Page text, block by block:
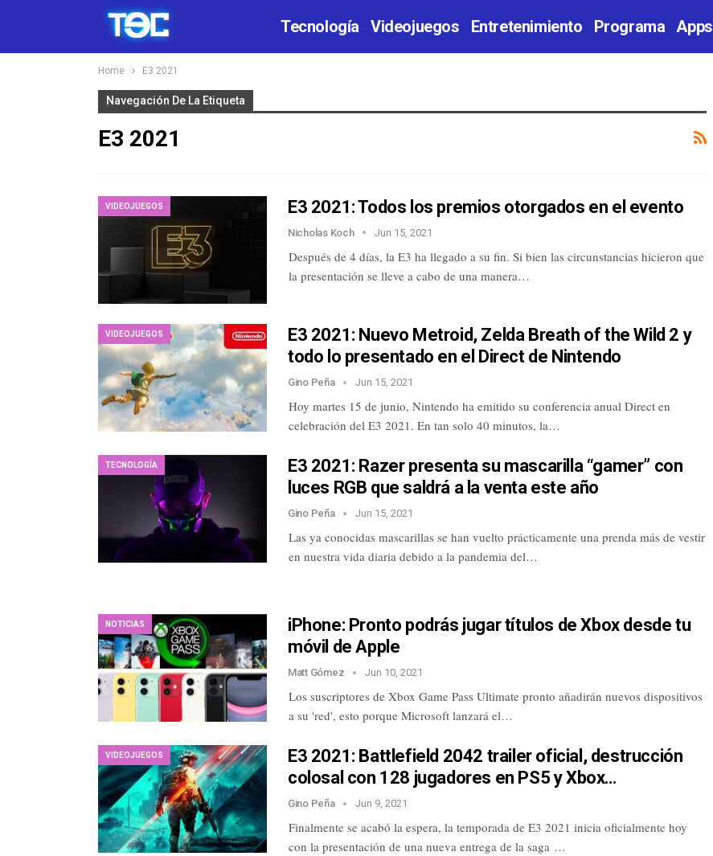
Tecnología Videojuegos Entretenimiento Programa Apps
Home E3 2021
Navegación De La Etiqueta
E3 2021
VIDEOJUEGOS E3 2021: Todos los premios otorgados en el evento
Nicholas Koch Jun 15, 2021
Después de 4 días, la E3 ha llegado a su fin. Si bien las circunstancias hicieron que
la presentación se lleve a cabo de una manera…
VIDEOJUEGOS
E3 2021: Nuevo Metroid, Zelda Breath of the Wild 2 y
todo lo presentado en el Direct de Nintendo
Gino Peña Jun 15, 2021
Hoy martes 15 de junio, Nintendo ha emitido su conferencia anual Direct en
celebración del E3 2021. En tan solo 40 minutos, la…
TECNOLOGÍA
E3 2021: Razer presenta su mascarilla “gamer” con
luces RGB que saldrá a la venta este año
Gino Peña Jun 15, 2021
Las ya conocidas mascarillas se han vuelto prácticamente una prenda más de vestir
en nuestra vida diaria debido a la pandemia del…
NOTICIAS
iPhone: Pronto podrás jugar títulos de Xbox desde tu
móvil de Apple
Matt Gómez Jun 10, 2021
Los suscriptores de Xbox Game Pass Ultimate pronto añadirán nuevos dispositivos
a su 'red', esto porque Microsoft lanzará el…
VIDEOJUEGOS
E3 2021: Battlefield 2042 trailer oficial, destrucción
colosal con 128 jugadores en PS5 y Xbox…
Gino Peña Jun 9, 2021
Finalmente se acabó la espera, la temporada de E3 2021 inicia oficialmente hoy
con la presentación de una nueva entrega de la saga …